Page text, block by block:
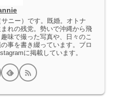
ニー）です。既婚。オトナ
れの残党。勢いで沖縄から飛
味で撮った写真や、日々のこ
事を書き綴っています。ブロ
に掲載しています。